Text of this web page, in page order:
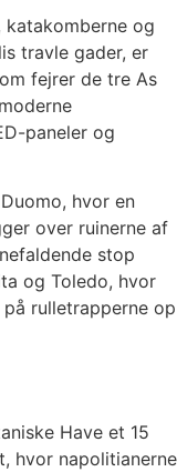
katakomberne og
travle gader, er
fejrer de tre As
paneler og
hvor en
over ruinerne af
stop
og Toledo, hvor
rulletrapperne op
Have et 15
hvor napolitianerne